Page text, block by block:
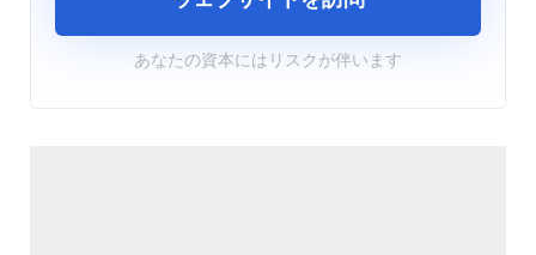
あなたの資本にはリスクが伴います